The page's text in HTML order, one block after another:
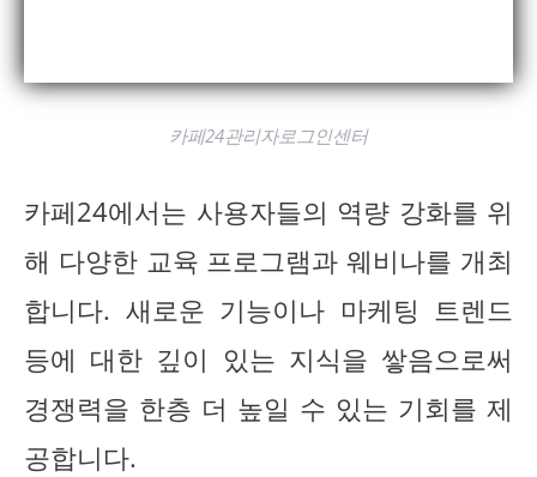
카페24관리자로그인센터
카페24에서는 사용자들의 역량 강화를 위
해 다양한 교육 프로그램과 웨비나를 개최
합니다. 새로운 기능이나 마케팅 트렌드
등에 대한 깊이 있는 지식을 쌓음으로써
경쟁력을 한층 더 높일 수 있는 기회를 제
공합니다.